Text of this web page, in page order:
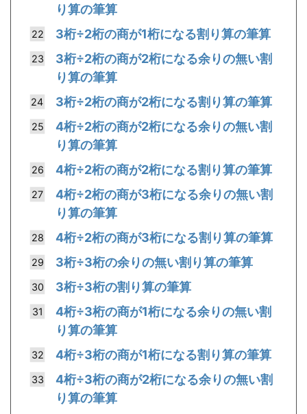
り算の筆算
3桁÷2桁の商が1桁になる割り算の筆算
3桁÷2桁の商が2桁になる余りの無い割
り算の筆算
3桁÷2桁の商が2桁になる割り算の筆算
4桁÷2桁の商が2桁になる余りの無い割
り算の筆算
4桁÷2桁の商が2桁になる割り算の筆算
4桁÷2桁の商が3桁になる余りの無い割
り算の筆算
4桁÷2桁の商が3桁になる割り算の筆算
3桁÷3桁の余りの無い割り算の筆算
3桁÷3桁の割り算の筆算
4桁÷3桁の商が1桁になる余りの無い割
り算の筆算
4桁÷3桁の商が1桁になる割り算の筆算
4桁÷3桁の商が2桁になる余りの無い割
り算の筆算